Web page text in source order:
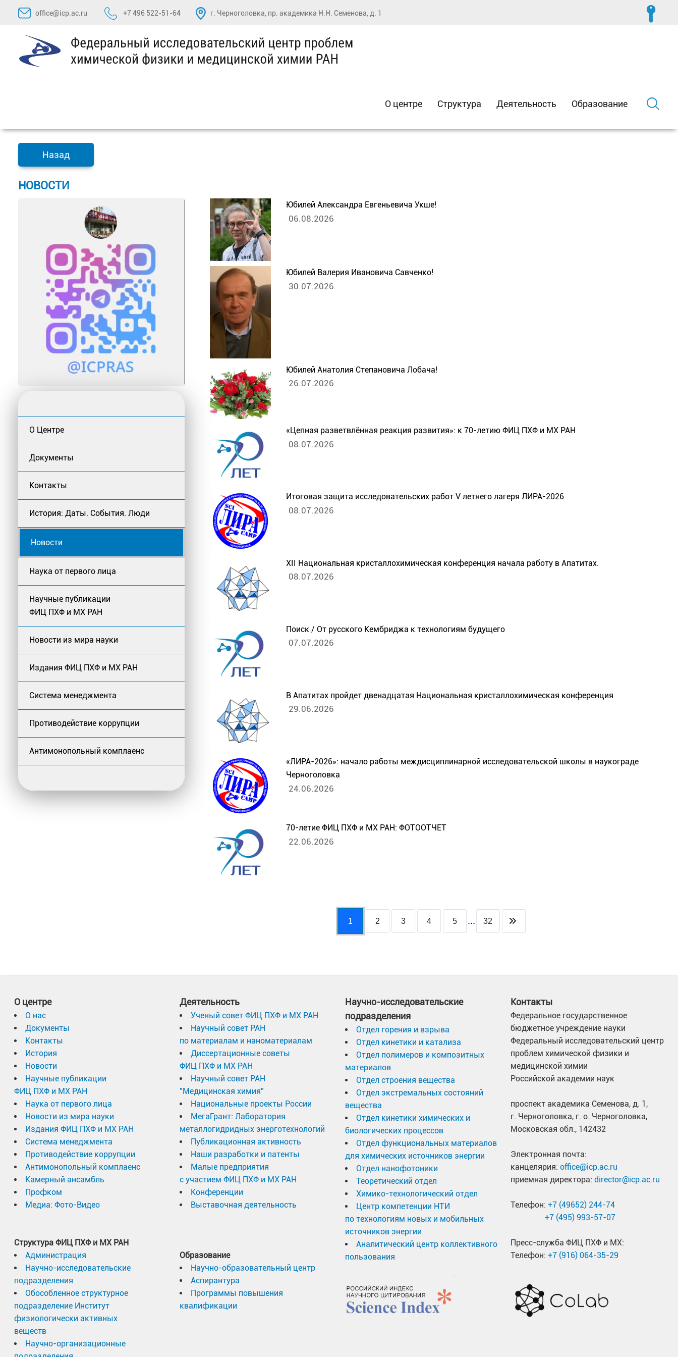
Перейти
содержимому
office@icp.ac.ru +7 496 522-51-64 г. Черноголовка, пр. академика Н.Н. Семенова, д. 1
О центре Структура Деятельность Образование
Назад
НОВОСТИ
О Центре
Документы
Контакты
История: Даты. События. Люди
Новости
Наука от первого лица
Научные публикации
ФИЦ ПХФ и МХ РАН
Новости из мира науки
Издания ФИЦ ПХФ и МХ РАН
Система менеджмента
Противодействие коррупции
Антимонопольный комплаенс
Юбилей Александра Евгеньевича Укше!
06.08.2026
Юбилей Валерия Ивановича Савченко!
30.07.2026
Юбилей Анатолия Степановича Лобача!
26.07.2026
«Цепная разветвлённая реакция развития»: к 70-летию ФИЦ ПХФ и МХ РАН
08.07.2026
Итоговая защита исследовательских работ V летнего лагеря ЛИРА-2026
08.07.2026
XII Национальная кристаллохимическая конференция начала работу в Апатитах.
08.07.2026
Поиск / От русского Кембриджа к технологиям будущего
07.07.2026
В Апатитах пройдет двенадцатая Национальная кристаллохимическая конференция
29.06.2026
«ЛИРА-2026»: начало работы междисциплинарной исследовательской школы в наукограде
Черноголовка
24.06.2026
70-летие ФИЦ ПХФ и МХ РАН: ФОТООТЧЕТ
22.06.2026
1 2 3 4 5 ... 32
О центре
О нас
Документы
Контакты
История
Новости
Научные публикации
ФИЦ ПХФ и МХ РАН
Наука от первого лица
Новости из мира науки
Издания ФИЦ ПХФ и МХ РАН
Система менеджмента
Противодействие коррупции
Антимонопольный комплаенс
Камерный ансамбль
Профком
Медиа: Фото-Видео
Структура ФИЦ ПХФ и МХ РАН
Администрация
Научно-исследовательские
подразделения
Обособленное структурное
подразделение Институт
физиологически активных
веществ
Научно-организационные
Деятельность
Ученый совет ФИЦ ПХФ и МХ РАН
Научный совет РАН
по материалам и наноматериалам
Диссертационные советы
ФИЦ ПХФ и МХ РАН
Научный совет РАН
"Медицинская химия"
Национальные проекты России
МегаГрант: Лаборатория
металлогидридных энерготехнологий
Публикационная активность
Наши разработки и патенты
Малые предприятия
с участием ФИЦ ПХФ и МХ РАН
Конференции
Выставочная деятельность
Образование
Научно-образовательный центр
Аспирантура
Программы повышения
квалификации
Научно-исследовательские
подразделения
Отдел горения и взрыва
Отдел кинетики и катализа
Отдел полимеров и композитных
материалов
Отдел строения вещества
Отдел экстремальных состояний
вещества
Отдел кинетики химических и
биологических процессов
Отдел функциональных материалов
для химических источников энергии
Отдел нанофотоники
Теоретический отдел
Химико-технологический отдел
Центр компетенции НТИ
по технологиям новых и мобильных
источников энергии
Аналитический центр коллективного
пользования
Контакты
Федеральное государственное
бюджетное учреждение науки
Федеральный исследовательский центр
проблем химической физики и
медицинской химии
Российской академии наук
проспект академика Семенова, д. 1,
г. Черноголовка, г. о. Черноголовка,
Московская обл., 142432
Электронная почта:
канцелярия: office@icp.ac.ru
приемная директора: director@icp.ac.ru
Телефон: +7 (49652) 244-74
+7 (495) 993-57-07
Пресс-служба ФИЦ ПХФ и МХ:
Телефон: +7 (916) 064-35-29